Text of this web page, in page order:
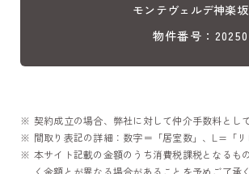
モンテヴェルデ神楽
物件番号：
契約成立の場合、弊社に対して仲介手数料とし
間取り表記の詳細：数字＝「居室数」、L=「
本サイト記載の金額のうち消費税課税となるも